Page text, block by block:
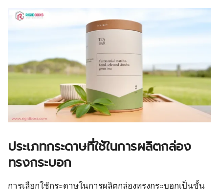
ประเภทกระดาษที่ใช้ในการผลิตกล่อง
ทรงกระบอก
การเลือกใช้กระดาษในการผลิตกล่องทรงกระบอกเป็นขั้น